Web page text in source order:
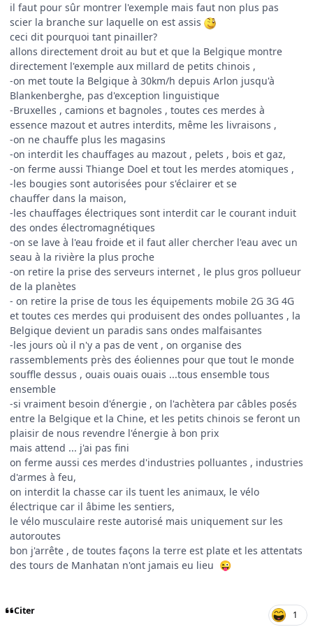
il faut pour sûr montrer l'exemple mais faut non plus pas
scier la branche sur laquelle on est assis
ceci dit pourquoi tant pinailler?
allons directement droit au but et que la Belgique montre
directement l'exemple aux millard de petits chinois ,
-on met toute la Belgique à 30km/h depuis Arlon jusqu'à
Blankenberghe, pas d'exception linguistique
-Bruxelles , camions et bagnoles , toutes ces merdes à
essence mazout et autres interdits, même les livraisons ,
-on ne chauffe plus les magasins
-on interdit les chauffages au mazout , pelets , bois et gaz,
-on ferme aussi Thiange Doel et tout les merdes atomiques ,
-les bougies sont autorisées pour s'éclairer et se
chauffer dans la maison,
-les chauffages électriques sont interdit car le courant induit
des ondes électromagnétiques
-on se lave à l'eau froide et il faut aller chercher l'eau avec un
seau à la rivière la plus proche
-on retire la prise des serveurs internet , le plus gros pollueur
de la planètes
- on retire la prise de tous les équipements mobile 2G 3G 4G
et toutes ces merdes qui produisent des ondes polluantes , la
Belgique devient un paradis sans ondes malfaisantes
-les jours où il n'y a pas de vent , on organise des
rassemblements près des éoliennes pour que tout le monde
souffle dessus , ouais ouais ouais ...tous ensemble tous
ensemble
-si vraiment besoin d'énergie , on l'achètera par câbles posés
entre la Belgique et la Chine, et les petits chinois se feront un
plaisir de nous revendre l'énergie à bon prix
mais attend ... j'ai pas fini
on ferme aussi ces merdes d'industries polluantes , industries
d'armes à feu,
on interdit la chasse car ils tuent les animaux, le vélo
électrique car il âbime les sentiers,
le vélo musculaire reste autorisé mais uniquement sur les
autoroutes
bon j'arrête , de toutes façons la terre est plate et les attentats
des tours de Manhatan n'ont jamais eu lieu
😜
Citer 1